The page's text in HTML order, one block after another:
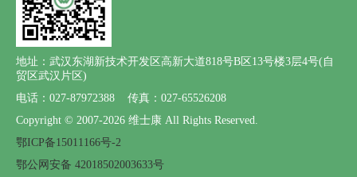
地址：武汉东湖新技术开发区高新大道818号B区13号楼3层4号(自
贸区武汉片区)
电话：027-87972388 传真：027-65526208
Copyright © 2007-2026 维士康 All Rights Reserved.
鄂ICP备15011166号-2
鄂公网安备 42018502003633号